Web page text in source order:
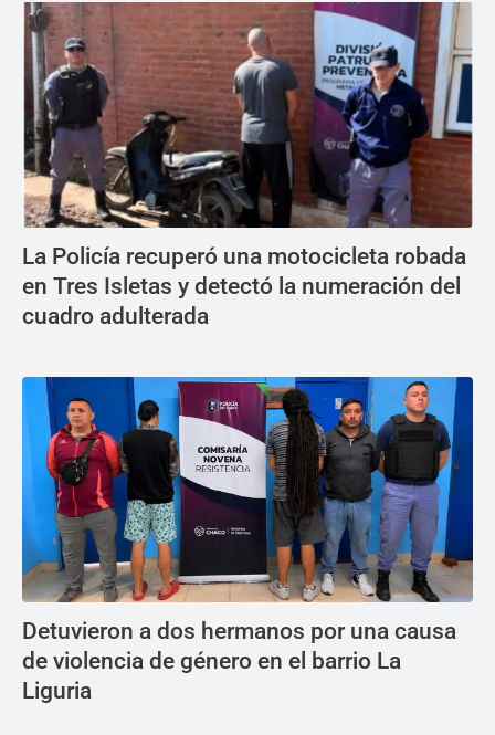
La Policía recuperó una motocicleta robada
en Tres Isletas y detectó la numeración del
cuadro adulterada
Detuvieron a dos hermanos por una causa
de violencia de género en el barrio La
Liguria